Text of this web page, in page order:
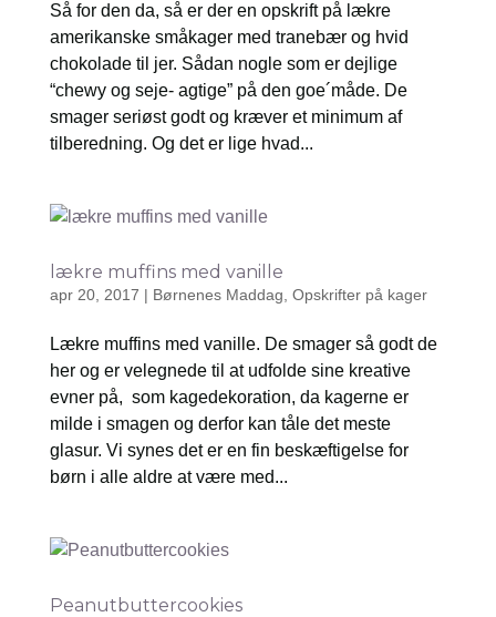
Så for den da, så er der en opskrift på lækre
amerikanske småkager med tranebær og hvid
chokolade til jer. Sådan nogle som er dejlige
“chewy og seje- agtige” på den goe´måde. De
smager seriøst godt og kræver et minimum af
tilberedning. Og det er lige hvad...
lækre muffins med vanille
apr 20, 2017 | Børnenes Maddag Opskrifter på kager
Lækre muffins med vanille. De smager så godt de
her og er velegnede til at udfolde sine kreative
evner på, som kagedekoration, da kagerne er
milde i smagen og derfor kan tåle det meste
glasur. Vi synes det er en fin beskæftigelse for
børn i alle aldre at være med...
Peanutbuttercookies